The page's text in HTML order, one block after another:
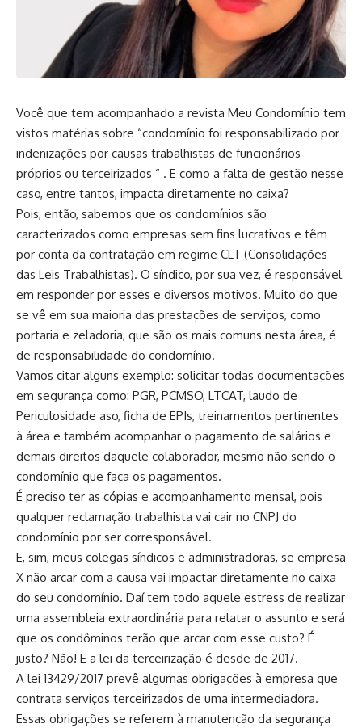
Você que tem acompanhado a revista Meu Condomínio tem
vistos matérias sobre “condomínio foi responsabilizado por
indenizações por causas trabalhistas de funcionários
próprios ou terceirizados “ . E como a falta de gestão nesse
caso, entre tantos, impacta diretamente no caixa?
Pois, então, sabemos que os condomínios são
caracterizados como empresas sem fins lucrativos e têm
por conta da contratação em regime CLT (Consolidações
das Leis Trabalhistas). O síndico, por sua vez, é responsável
em responder por esses e diversos motivos. Muito do que
se vê em sua maioria das prestações de serviços, como
portaria e zeladoria, que são os mais comuns nesta área, é
de responsabilidade do condomínio.
Vamos citar alguns exemplo: solicitar todas documentações
em segurança como: PGR, PCMSO, LTCAT, laudo de
Periculosidade aso, ficha de EPIs, treinamentos pertinentes
à área e também acompanhar o pagamento de salários e
demais direitos daquele colaborador, mesmo não sendo o
condomínio que faça os pagamentos.
É preciso ter as cópias e acompanhamento mensal, pois
qualquer reclamação trabalhista vai cair no CNPJ do
condomínio por ser corresponsável.
E, sim, meus colegas síndicos e administradoras, se empresa
X não arcar com a causa vai impactar diretamente no caixa
do seu condomínio. Daí tem todo aquele estress de realizar
uma assembleia extraordinária para relatar o assunto e será
que os condôminos terão que arcar com esse custo? É
justo? Não! E a lei da terceirização é desde de 2017.
A lei 13429/2017 prevê algumas obrigações à empresa que
contrata serviços terceirizados de uma intermediadora.
Essas obrigações se referem à manutenção da segurança